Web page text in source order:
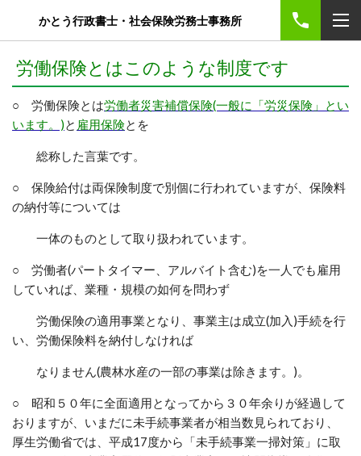
かとう行政書士・社会保険労務士事務所
労働保険とはこのような制度です
○ 労働保険とは労働者災害補償保険(一般に「労災保険」とい
います。)と 雇用保険とを
総称した言葉です。
○ 保険給付は両保険制度で別個に行われていますが、保険料
の納付等については
一体のものとして取り扱われています。
○ 労働者(パートタイマー、アルバイト含む)を一人でも雇用
していれば、業種・規模の如何を問わず
労働保険の適用事業となり、事業主は成立(加入)手続を行
い、労働保険料を納付しなければ
なりません(農林水産の一部の事業は除きます。)。
○ 昭和５０年に全面適用となってから３０年余りが経過して
おりますが、いまだに未手続事業者が相当数見られており、
厚生労働省では、平成17度から「未手続事業一掃対策」に取